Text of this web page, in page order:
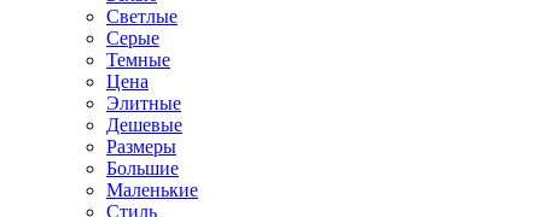
Светлые
Серые
Темные
Цена
Элитные
Дешевые
Размеры
Большие
Маленькие
Стиль